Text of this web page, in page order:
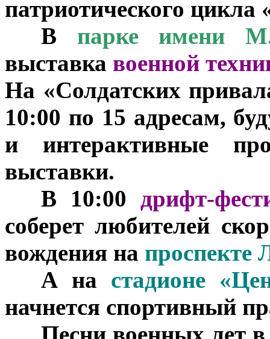
патриотического
В парке имени
выставка военной
На «Солдатских
10:00 по 15 адресам,
и интерактивные
выставки.
В 10:00 дрифт-
соберет любителей
вождения на проспекте
А на стадионе
начнется спортивный